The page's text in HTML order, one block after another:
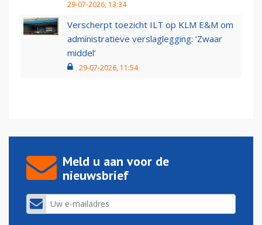
29-07-2026, 13:34
Verscherpt toezicht ILT op KLM E&M om
administratieve verslaglegging: ‘Zwaar
middel’
29-07-2026, 11:54
Meld u aan voor de
nieuwsbrief